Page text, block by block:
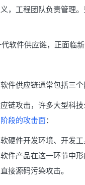
，工程团队负责管理
件供应链通常包括三
链攻击，许多大型科技
段的攻击面：
硬件开发环境、开发
件产品在这一环节中
接源码污染攻击。